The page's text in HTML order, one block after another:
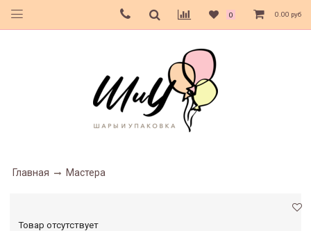
0 0.00 руб
Главная Мастера
Товар отсутствует